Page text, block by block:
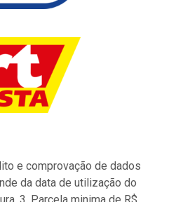
e comprovação de dados
da data de utilização do